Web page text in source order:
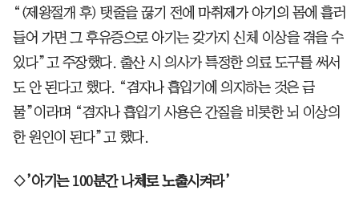
“(제왕절개 후) 탯줄을 끊기 전에 마취제가 아기의 몸에 흘러
들어 가면 그 후유증으로 아기는 갖가지 신체 이상을 겪을 수
있다”고 주장했다. 출산 시 의사가 특정한 의료 도구를 써서
도 안 된다고 했다. “겸자나 흡입기에 의지하는 것은 금
물”이라며 “겸자나 흡입기 사용은 간질을 비롯한 뇌 이상의
한 원인이 된다”고 했다.
◇’아기는 100분간 나체로 노출시켜라’